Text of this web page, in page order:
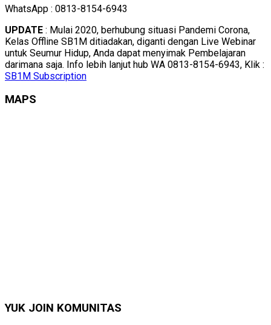
WhatsApp : 0813-8154-6943
UPDATE : Mulai 2020, berhubung situasi Pandemi Corona,
Kelas Offline SB1M ditiadakan, diganti dengan Live Webinar
untuk Seumur Hidup, Anda dapat menyimak Pembelajaran
darimana saja. Info lebih lanjut hub WA 0813-8154-6943, Klik :
SB1M Subscription
MAPS
YUK JOIN KOMUNITAS